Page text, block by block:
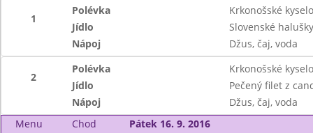
1
Polévka
Krkonošské kyselo
Jídlo
Slovenské
Nápoj
Džus, čaj, voda
2
Polévka
Krkonošské kyselo
Jídlo
Pečený filet z
Nápoj
Džus, čaj, voda
Menu
Chod
Pátek 16. 9. 2016